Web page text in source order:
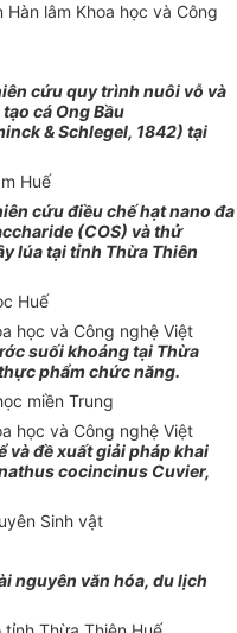
lâm Khoa học và Công
cứu quy trình nuôi vỗ và
tạo cá Ong Bầu
& Schlegel, 1842) tại
Huế
cứu điều chế hạt nano đa
ride (COS) và thử
lúa tại tỉnh Thừa Thiên
Huế
học và Công nghệ Việt
suối khoáng tại Thừa
phẩm chức năng.
miền Trung
học và Công nghệ Việt
và đề xuất giải pháp khai
cocincinus Cuvier,
Sinh vật
nguyên văn hóa, du lịch